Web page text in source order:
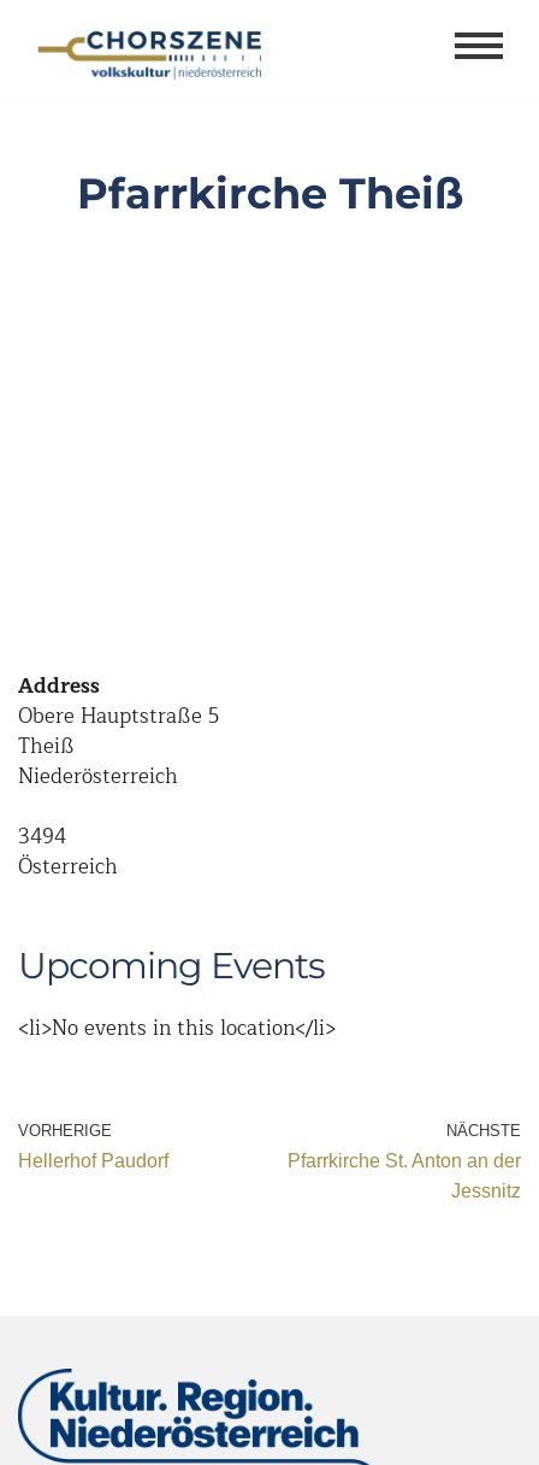
Pfarrkirche Theiß
Address
Obere Hauptstraße 5
Theiß
Niederösterreich
3494
Österreich
Upcoming Events
<li>No events in this location</li>
VORHERIGE
Hellerhof Paudorf
NÄCHSTE
Pfarrkirche St. Anton an der
Jessnitz